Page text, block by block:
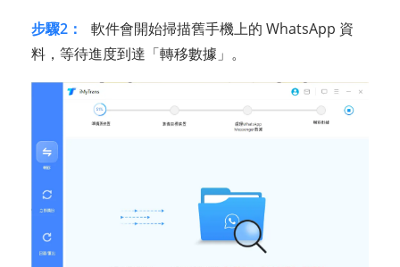
步驟2：
軟件會開始掃描舊手機上的 WhatsApp 資
料，等待進度到達「轉移數據」。